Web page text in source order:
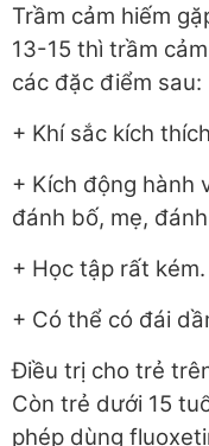
Trầm cảm hiếm
13-15 thì trầm
các đặc điểm sau:
+ Khí sắc kích
+ Kích động hành
đánh bố, mẹ,
+ Học tập rất kém.
+ Có thể có đái
Điều trị cho trẻ
Còn trẻ dưới 15
phép dùng